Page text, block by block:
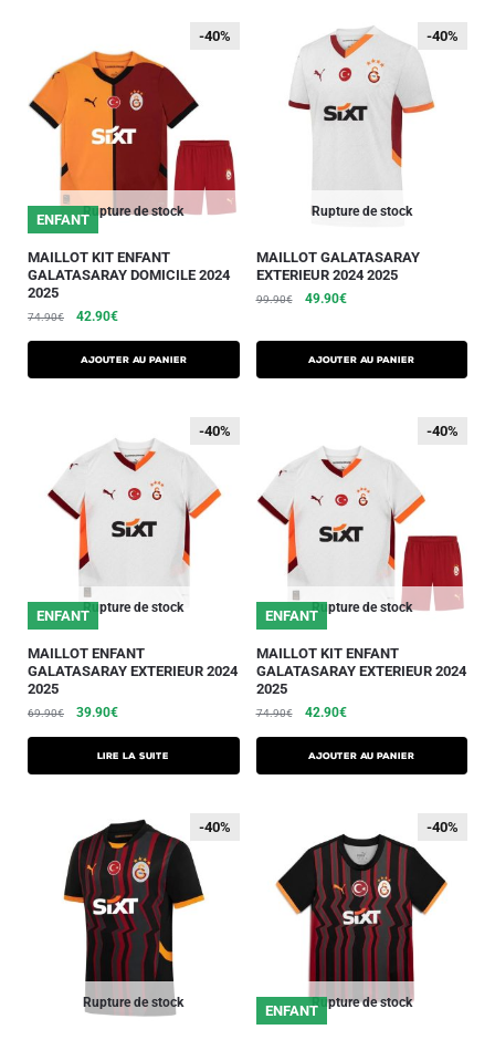
Rupture de stock
-40%
ENFANT
-40%
MAILLOT KIT ENFANT
GALATASARAY DOMICILE 2024
2025
74.90€ 42.90€
AJOUTER AU PANIER
Rupture de stock
-40%
-40%
MAILLOT GALATASARAY
EXTERIEUR 2024 2025
99.90€ 49.90€
AJOUTER AU PANIER
Rupture de stock
-40%
ENFANT
-40%
MAILLOT ENFANT
GALATASARAY EXTERIEUR 2024
2025
69.90€ 39.90€
Lire la suite
Rupture de stock
-40%
ENFANT
-40%
MAILLOT KIT ENFANT
GALATASARAY EXTERIEUR 2024
2025
74.90€ 42.90€
AJOUTER AU PANIER
Rupture de stock
-40%
-40%
Rupture de stock
-40%
ENFANT
-40%